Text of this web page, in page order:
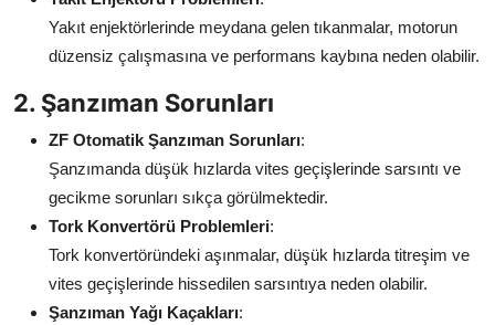
Yakıt enjektörlerinde meydana gelen tıkanmalar, motorun
düzensiz çalışmasına ve performans kaybına neden olabilir.
2. Şanzıman Sorunları
ZF Otomatik Şanzıman Sorunları:
Şanzımanda düşük hızlarda vites geçişlerinde sarsıntı ve
gecikme sorunları sıkça görülmektedir.
Tork Konvertörü Problemleri:
Tork konvertöründeki aşınmalar, düşük hızlarda titreşim ve
vites geçişlerinde hissedilen sarsıntıya neden olabilir.
Şanzıman Yağı Kaçakları: